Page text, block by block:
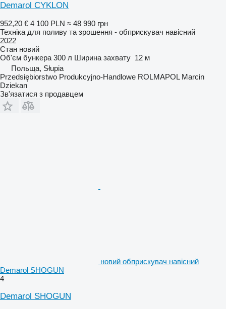
Demarol CYKLON
952,20 € 4 100 PLN ≈ 48 990 грн
Техніка для поливу та зрошення - обприскувач навісний
2022
Стан новий
Об'єм бункера 300 л Ширина захвату 12 м
Польща, Słupia
Przedsiębiorstwo Produkcyjno-Handlowe ROLMAPOL Marcin
Dziekan
Зв'язатися з продавцем
новий обприскувач навісний
Demarol SHOGUN
4
Demarol SHOGUN